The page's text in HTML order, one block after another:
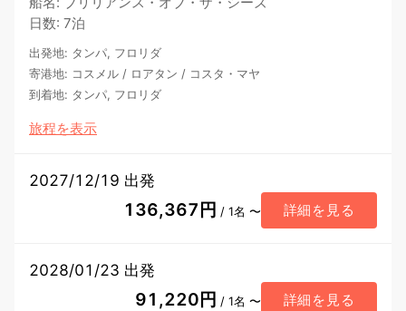
日数: 7泊
出発地: タンパ, フロリダ
寄港地: コスメル / ロアタン / コスタ・マヤ
到着地: タンパ, フロリダ
旅程を表示
2027/12/19 出発
136,367円 / 1名 〜 詳細を見る
2028/01/23 出発
91,220円 / 1名 〜 詳細を見る